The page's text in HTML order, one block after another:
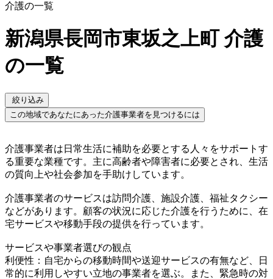
介護の一覧
新潟県長岡市東坂之上町 介護
の一覧
絞り込み
この地域であなたにあった介護事業者を見つけるには
介護事業者は日常生活に補助を必要とする人々をサポートす
る重要な業種です。主に高齢者や障害者に必要とされ、生活
の質向上や社会参加を手助けしています。
介護事業者のサービスは訪問介護、施設介護、福祉タクシー
などがあります。顧客の状況に応じた介護を行うために、在
宅サービスや移動手段の提供を行っています。
サービスや事業者選びの観点
利便性：自宅からの移動時間や送迎サービスの有無など、日
常的に利用しやすい立地の事業者を選ぶ。また、緊急時の対